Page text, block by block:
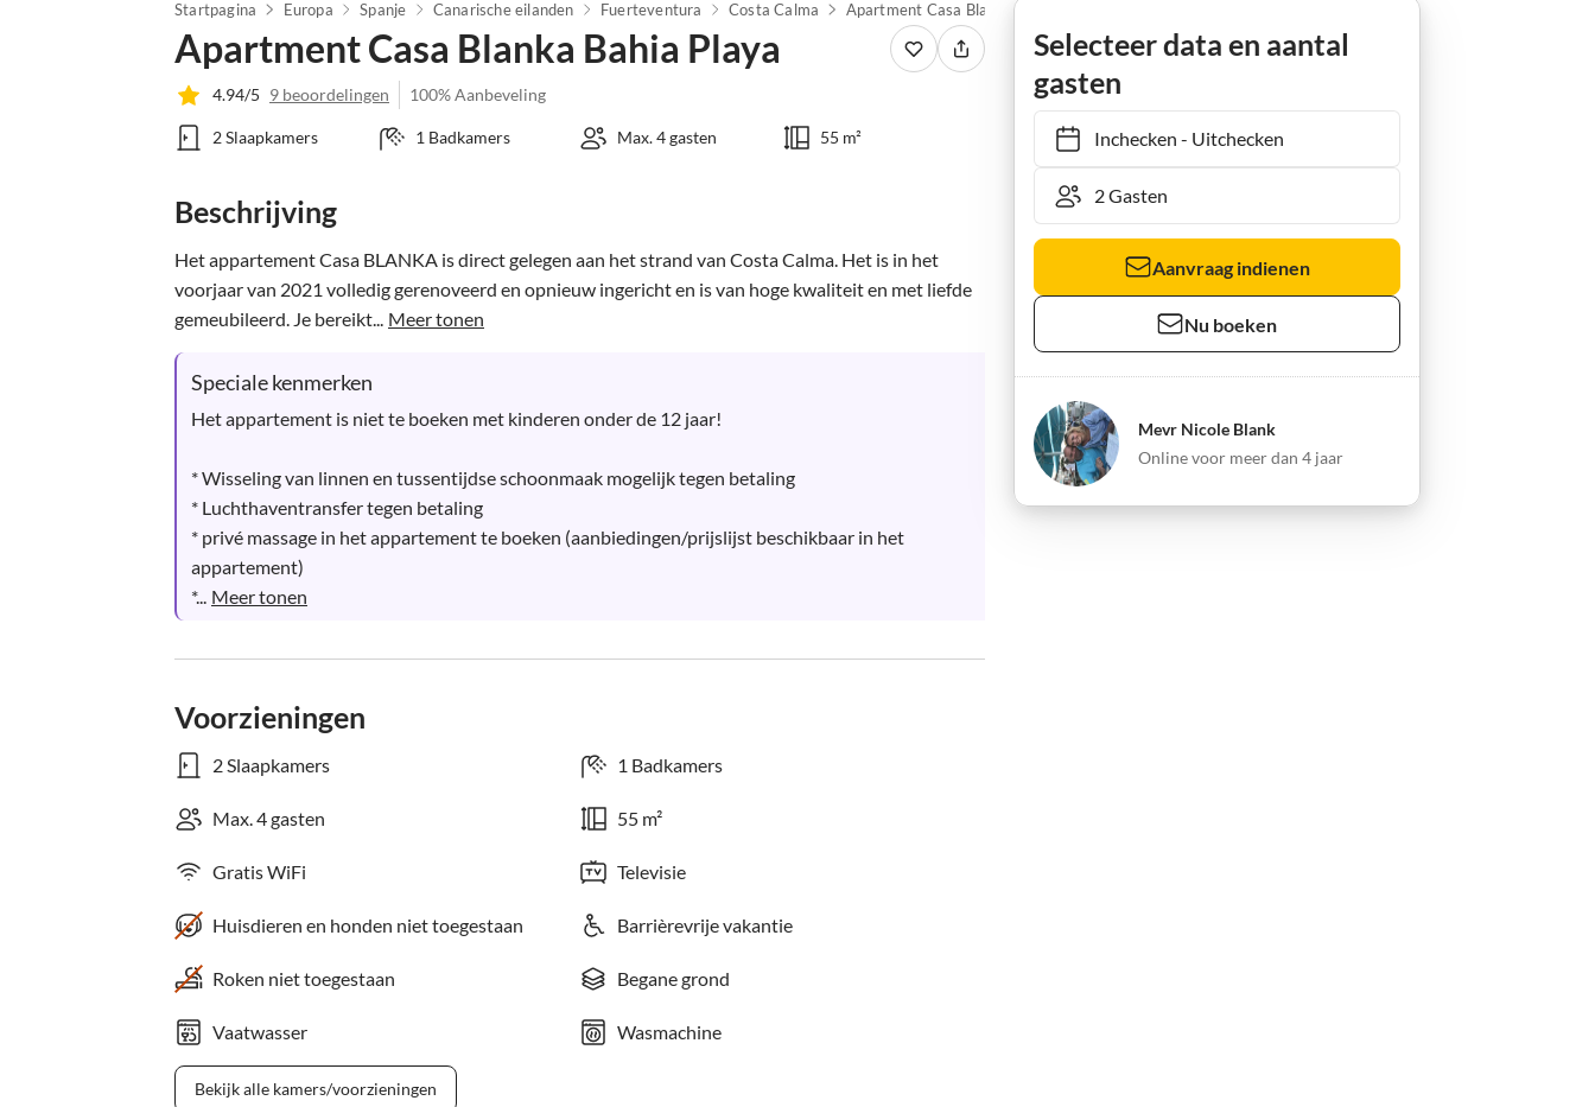
Startpagina Europa Spanje Canarische eilanden Fuerteventura Costa Calma
Apartment Casa Blanka Bahia Playa
4.94/5 9 beoordelingen 100% Aanbeveling
2 Slaapkamers 1 Badkamers Max. 4 gasten 55 m²
Beschrijving
Het appartement Casa BLANKA is direct gelegen aan het strand van Costa Calma. Het is in het
voorjaar van 2021 volledig gerenoveerd en opnieuw ingericht en is van hoge kwaliteit en met liefde
gemeubileerd. Je bereikt... Meer tonen
Speciale kenmerken
Het appartement is niet te boeken met kinderen onder de 12 jaar!
* Wisseling van linnen en tussentijdse schoonmaak mogelijk tegen betaling
* Luchthaventransfer tegen betaling
* privé massage in het appartement te boeken (aanbiedingen/prijslijst beschikbaar in het
appartement)
*... Meer tonen
Voorzieningen
2 Slaapkamers 1 Badkamers
Max. 4 gasten 55 m²
Gratis WiFi Televisie
Huisdieren en honden niet toegestaan Barrièrevrije vakantie
Roken niet toegestaan Begane grond
Vaatwasser Wasmachine
Bekijk alle kamers/voorzieningen
Selecteer data en aantal
gasten
Inchecken- Uitchecken
Aanvraag indienen
Nu boeken
Mevr Nicole Blank
Online voor meer dan 4 jaar